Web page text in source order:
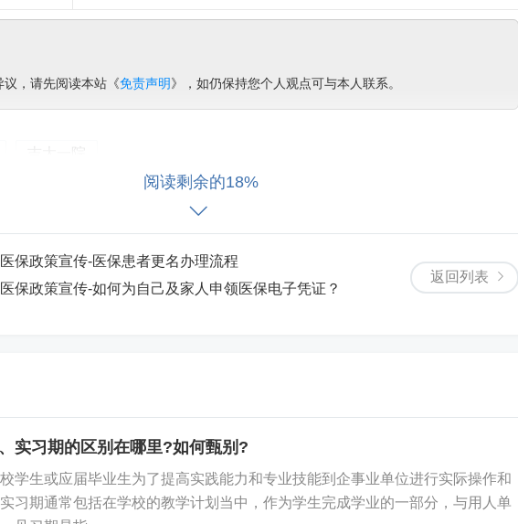
，请先阅读本站《免责声明》，如仍保持您个人观点可与本人联系。
你好优秀经办人微信公众号
阅读剩余的18%
返回列表
保政策宣传-医保患者更名办理流程
保政策宣传-如何为自己及家人申领医保电子凭证？
实习期的区别在哪里?如何甄别?
学生或应届毕业生为了提高实践能力和专业技能到企事业单位进行实际操作和
习期通常包括在学校的教学计划当中，作为学生完成学业的一部分，与用人单